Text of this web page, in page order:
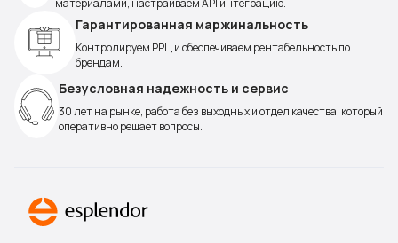
материалами, настраиваем API интеграцию.
Гарантированная маржинальность
Контролируем РРЦ и обеспечиваем рентабельность по
брендам.
Безусловная надежность и сервис
30 лет на рынке, работа без выходных и отдел качества, который
оперативно решает вопросы.